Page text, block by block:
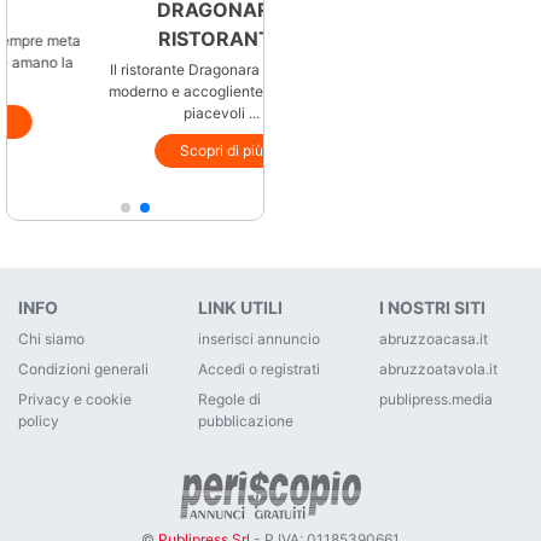
DRAGONARA
RISTORANTE
Il ristorante Dragonara è un luogo
moderno e accogliente ideale per
Scopri di più
INFO
Chi siamo
Condizioni generali
Privacy e cookie
policy
LINK UTILI
inserisci annuncio
Accedi o registrati
Regole di
pubblicazione
I NOSTRI SITI
abruzzoacasa.it
abruzzoatavola.it
publipress.media